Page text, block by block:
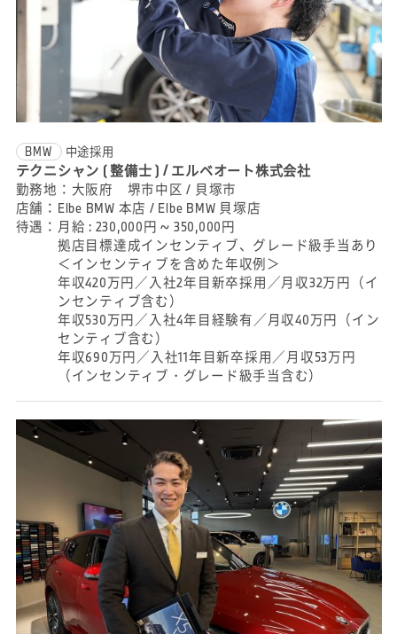
BMW 中途採用
テクニシャン ( 整備士 ) / エルベオート株式会社
勤務地： 大阪府 堺市中区 / 貝塚市
店舗： Elbe BMW 本店 / Elbe BMW 貝塚店
待遇： 月給 : 230,000円 ~ 350,000円
拠店目標達成インセンティブ、グレード級手当あり
＜インセンティブを含めた年収例＞
年収420万円／入社2年目新卒採用／月収32万円（イ
ンセンティブ含む）
年収530万円／入社4年目経験有／月収40万円（イン
センティブ含む）
年収690万円／入社11年目新卒採用／月収53万円
（インセンティブ・グレード級手当含む）